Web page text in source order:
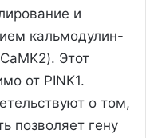
и
кальмодулин-
Этот
от PINK1.
о том,
позволяет гену